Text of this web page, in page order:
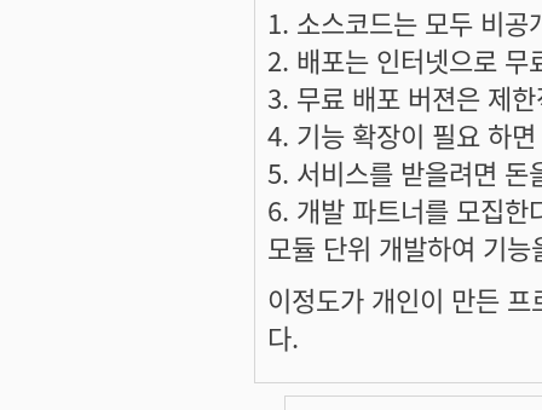
1. 소스코드는 모두 비공
2. 배포는 인터넷으로 무
3. 무료 배포 버젼은 제
4. 기능 확장이 필요 하
5. 서비스를 받을려면 돈
6. 개발 파트너를 모집
모듈 단위 개발하여 기
이정도가 개인이 만든
다.